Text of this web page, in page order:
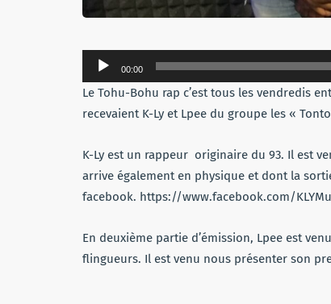
Lecteur
audio
00:00
Le Tohu-Bohu rap c’est tous les vendredis
recevaient K-Ly et Lpee du groupe les «
K-Ly est un rappeur originaire du 93. Il est
arrive également en physique et dont la
facebook. https://www.facebook.com/
En deuxième partie d’émission, Lpee est
flingueurs. Il est venu nous présenter son